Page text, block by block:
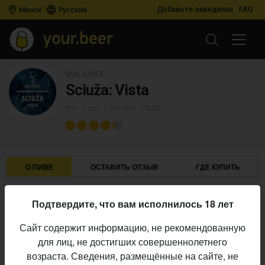
Минск Русский Добавьте заведение FAQ
Sciuža: Vista
О ПИВЕ ОСТАВИТЬ ОТЗЫВ ГДЕ КУПИТЬ
Пивоварня:
Алкоголь:
5,9%
Горечь:
70 IBU
Начало
Подтвердите, что вам исполнилось 18 лет
Сайт содержит информацию, не рекомендованную
для лиц, не достигших совершеннолетнего
возраста. Сведения, размещённые на сайте, не